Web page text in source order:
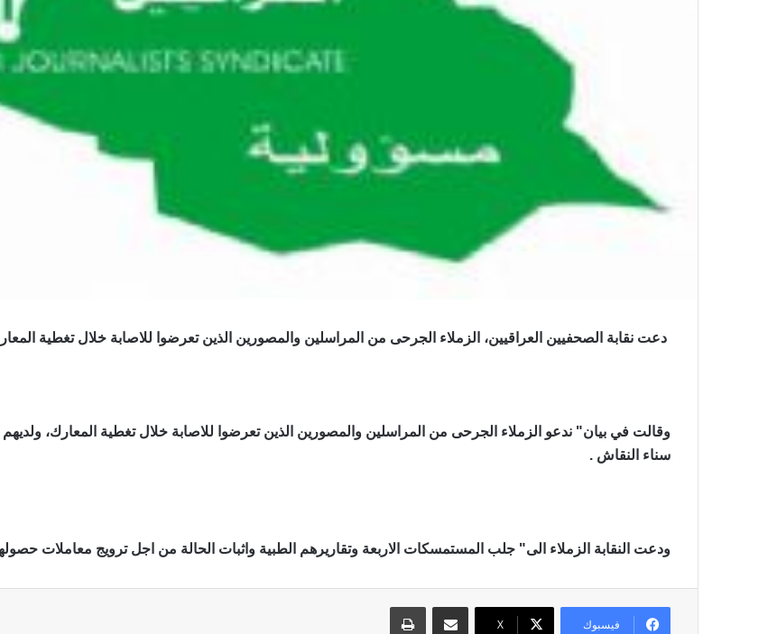
دعت نقابة الصحفيين العراقيين، الزملاء الجرحى من المراسلين والمصورين الذين تعرضوا للاصابة خلال تغطية
سناء النقاش .
ودعت النقابة الزملاء الى" جلب المستمسكات الاربعة وتقاريرهم الطبية واثبات الحالة من اجل ترويج معاملات
فيسبوك X
مشاركة عبر البريد طباعة